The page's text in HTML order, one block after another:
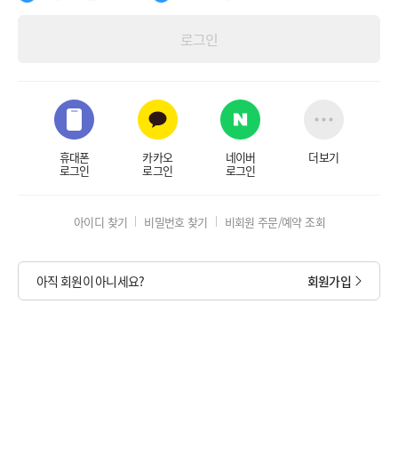
로그인
휴대폰
로그인
카카오
로그인
네이버
로그인
더보기
아이디 찾기 비밀번호 찾기 비회원 주문/예약 조회
아직 회원이 아니세요? 회원가입